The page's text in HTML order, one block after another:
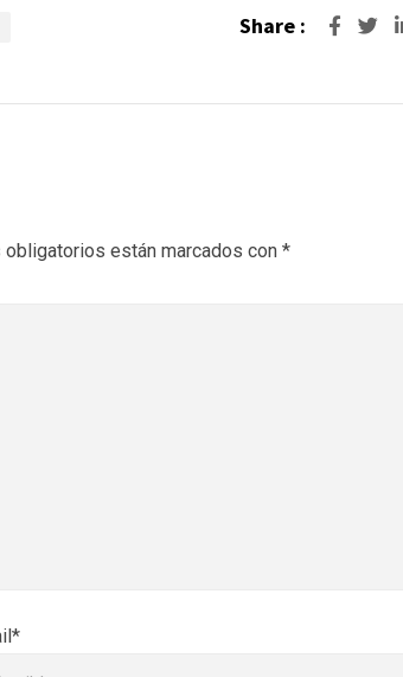
Share :
obligatorios están marcados con *